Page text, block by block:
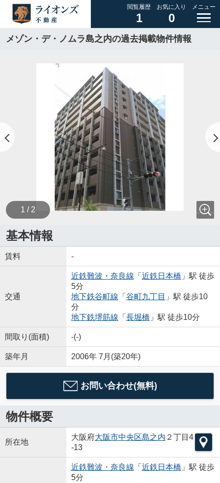
閲覧履歴
1
お気に入り
0
メニュー
メゾン・デ・ノムラ島之内の過去掲載物件情報
1 / 2
基本情報
賃料 -
交通
近鉄難波・奈良線 「 近鉄日本橋 」駅 徒歩
5分
地下鉄谷町線 「 谷町九丁目 」駅 徒歩10
分
地下鉄堺筋線 「 長堀橋 」駅 徒歩10分
間取り(面積) -(-)
築年月 2006年 7月(築20年)
お問い合わせ(無料)
物件概要
所在地
大阪府大阪市中央区島之内 ２丁目4
-13
近鉄難波・奈良線 「 近鉄日本橋 」駅 徒歩
5分